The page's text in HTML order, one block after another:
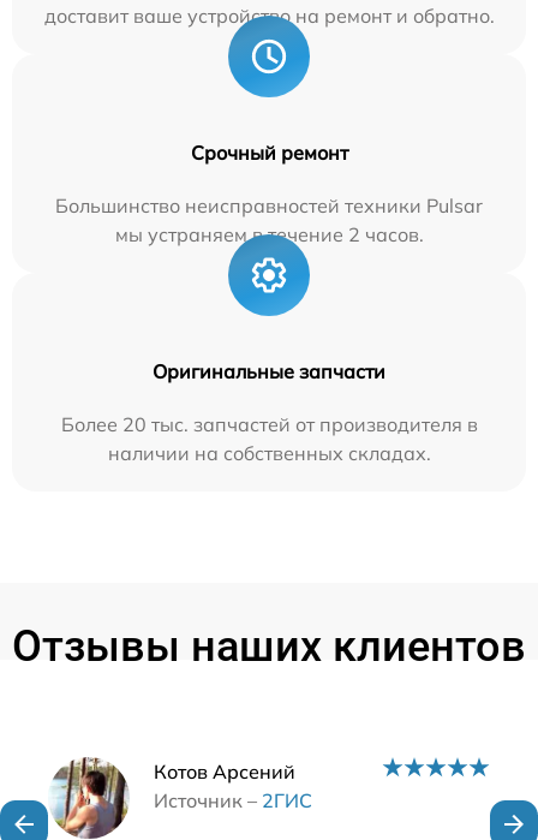
доставит ваше устройство на ремонт и обратно.
Срочный ремонт
Большинство неисправностей техники Pulsar
мы устраняем в течение 2 часов.
Оригинальные запчасти
Более 20 тыс. запчастей от производителя в
наличии на собственных складах.
Отзывы наших клиентов
Котов Арсений
Источник – 2ГИС
Наши мастера